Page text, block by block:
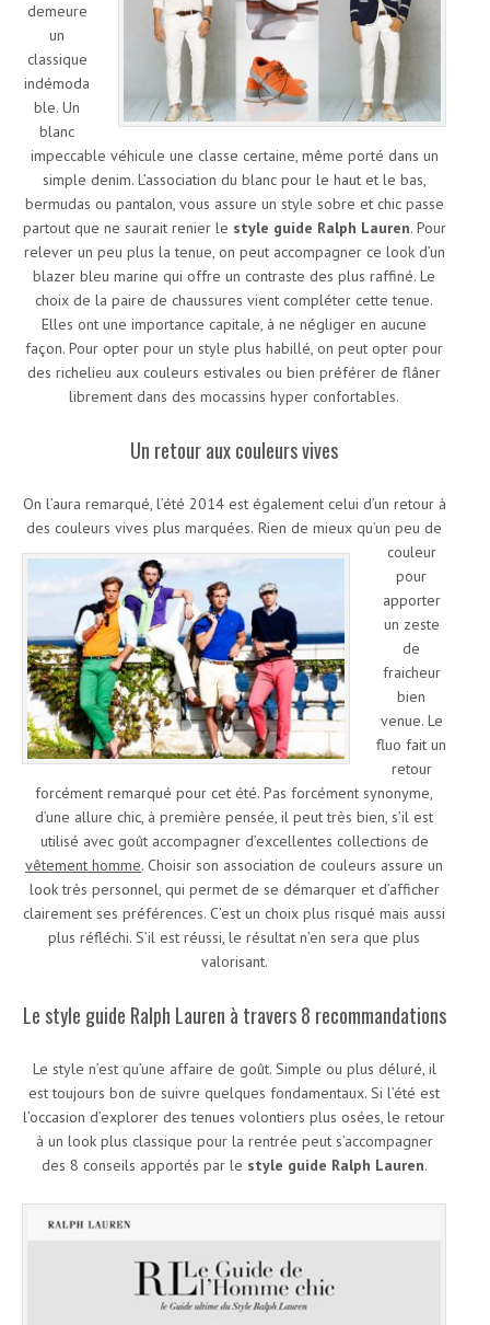
demeure
un
classique
indémoda
ble. Un
blanc
impeccable véhicule une classe certaine, même porté dans un
simple denim. L’association du blanc pour le haut et le bas,
bermudas ou pantalon, vous assure un style sobre et chic passe
partout que ne saurait renier le style guide Ralph Lauren. Pour
relever un peu plus la tenue, on peut accompagner ce look d’un
blazer bleu marine qui offre un contraste des plus raffiné. Le
choix de la paire de chaussures vient compléter cette tenue.
Elles ont une importance capitale, à ne négliger en aucune
façon. Pour opter pour un style plus habillé, on peut opter pour
des richelieu aux couleurs estivales ou bien préférer de flâner
librement dans des mocassins hyper confortables.
Un retour aux couleurs vives
On l’aura remarqué, l’été 2014 est également celui d’un retour à
des couleurs vives plus marquées. Rien de mieux qu’un peu de
couleur
pour
apporter
un zeste
de
fraicheur
bien
venue. Le
fluo fait un
retour
forcément remarqué pour cet été. Pas forcément synonyme,
d’une allure chic, à première pensée, il peut très bien, s’il est
utilisé avec goût accompagner d’excellentes collections de
vêtement homme. Choisir son association de couleurs assure un
look très personnel, qui permet de se démarquer et d’afficher
clairement ses préférences. C’est un choix plus risqué mais aussi
plus réfléchi. S’il est réussi, le résultat n’en sera que plus
valorisant.
Le style guide Ralph Lauren à travers 8 recommandations
Le style n’est qu’une affaire de goût. Simple ou plus déluré, il
est toujours bon de suivre quelques fondamentaux. Si l’été est
l’occasion d’explorer des tenues volontiers plus osées, le retour
à un look plus classique pour la rentrée peut s’accompagner
des 8 conseils apportés par le style guide Ralph Lauren.